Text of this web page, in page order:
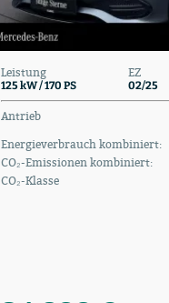
Leistung
125 kW / 170 PS
EZ
02/25
Antrieb
Energieverbrauch kombiniert:
CO₂-Emissionen kombiniert:
CO₂-Klasse